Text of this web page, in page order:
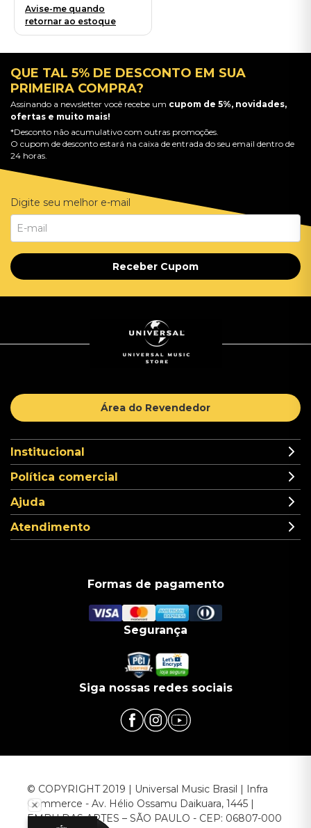
Avise-me quando
retornar ao estoque
QUE TAL 5% DE DESCONTO EM SUA
PRIMEIRA COMPRA?
Assinando a newsletter você recebe um cupom de 5%, novidades,
ofertas e muito mais!
*Desconto não acumulativo com outras promoções.
O cupom de desconto estará na caixa de entrada do seu email dentro de
24 horas.
Digite seu melhor e-mail
Receber Cupom
Área do Revendedor
Institucional
Política comercial
Ajuda
Atendimento
Formas de pagamento
Segurança
Siga nossas redes sociais
© COPYRIGHT 2019 | Universal Music Brasil | Infra
Commerce - Av. Hélio Ossamu Daikuara, 1445 |
EMBU DAS ARTES – SÃO PAULO - CEP: 06807-000